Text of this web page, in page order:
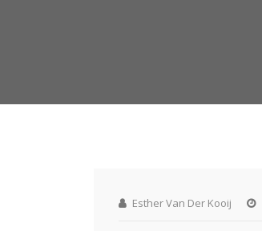
Esther Van Der Kooij